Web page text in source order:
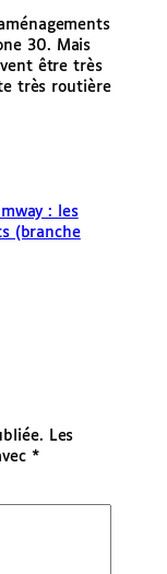
30. Mais
être très
très routière
: les
(branche
Les
*